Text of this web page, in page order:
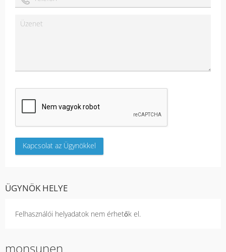
ÜGYNÖK HELYE
Felhasználói helyadatok nem érhetők el.
monsunen